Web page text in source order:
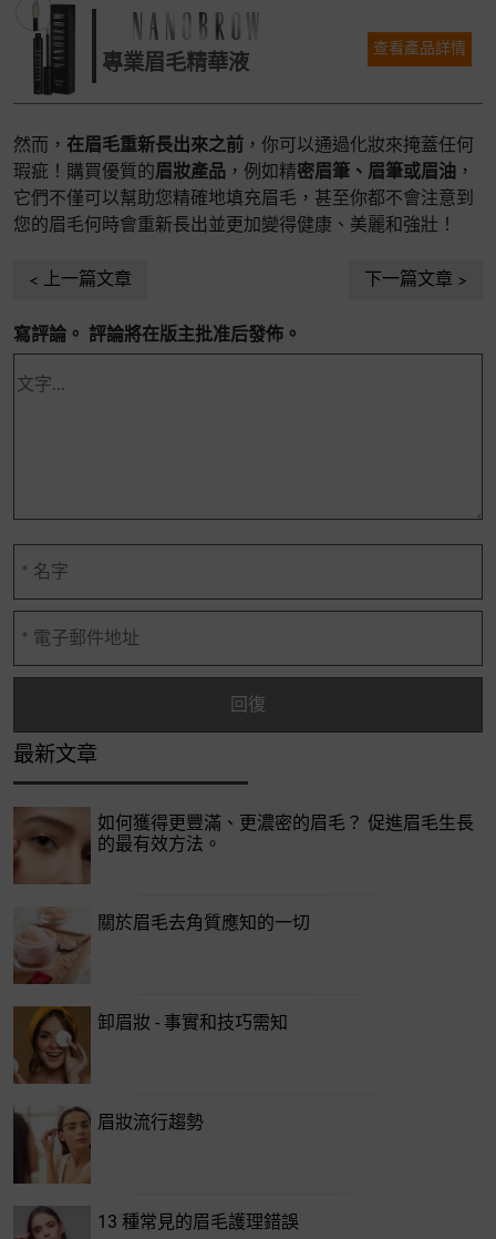
專業眉毛精華液
查看產品詳情
然而， 在眉毛重新長出來之前 ，你可以通過化妝來掩蓋任何
瑕疵！購買優質的眉妝產品 ，例如精密眉筆、眉筆或眉油 ，
它們不僅可以幫助您精確地填充眉毛，甚至你都不會注意到
您的眉毛何時會重新長出並更加變得健康、美麗和強壯！
上一篇文章 下一篇文章
寫評論。 評論將在版主批准后發佈。
最新文章
如何獲得更豐滿、更濃密的眉毛？ 促進眉毛生長
的最有效方法。
關於眉毛去角質應知的一切
卸眉妝 - 事實和技巧需知
眉妝流行趨勢
13 種常見的眉毛護理錯誤